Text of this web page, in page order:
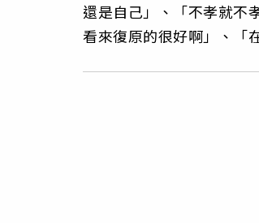
還是自己」、「不孝就不
看來復原的很好啊」、「